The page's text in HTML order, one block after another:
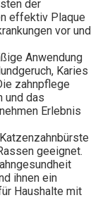
der
effektiv Plaque
vor und
Anwendung
Karies
zahnpflege
und das
Erlebnis
geeignet.
ihnen ein
Haushalte mit